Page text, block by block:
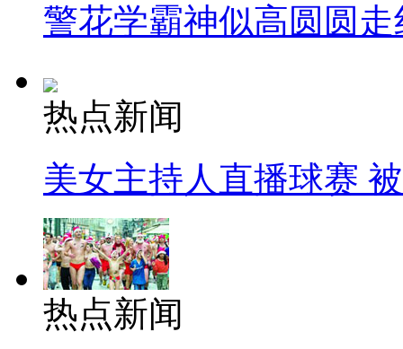
警花学霸神似高圆圆走
热点新闻
美女主持人直播球赛
热点新闻